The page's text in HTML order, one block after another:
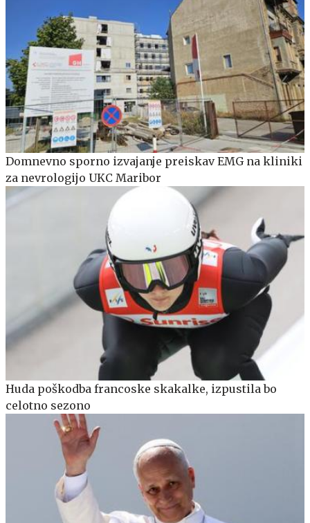
Domnevno sporno izvajanje preiskav EMG na kliniki
za nevrologijo UKC Maribor
Huda poškodba francoske skakalke, izpustila bo
celotno sezono